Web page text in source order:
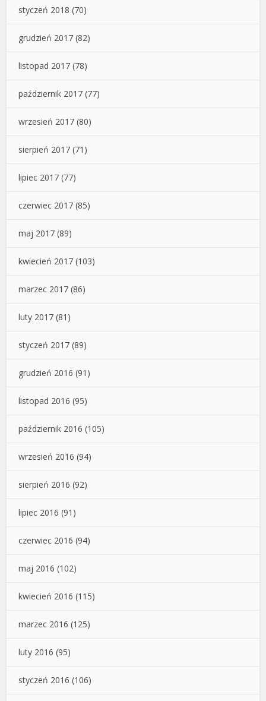
styczeń 2018 (70)
grudzień 2017 (82)
listopad 2017 (78)
październik 2017 (77)
wrzesień 2017 (80)
sierpień 2017 (71)
lipiec 2017 (77)
czerwiec 2017 (85)
maj 2017 (89)
kwiecień 2017 (103)
marzec 2017 (86)
luty 2017 (81)
styczeń 2017 (89)
grudzień 2016 (91)
listopad 2016 (95)
październik 2016 (105)
wrzesień 2016 (94)
sierpień 2016 (92)
lipiec 2016 (91)
czerwiec 2016 (94)
maj 2016 (102)
kwiecień 2016 (115)
marzec 2016 (125)
luty 2016 (95)
styczeń 2016 (106)